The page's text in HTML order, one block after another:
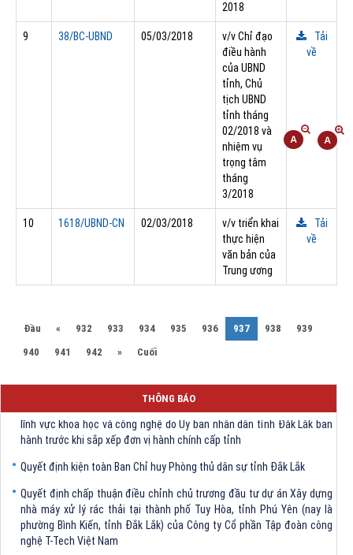
2018
9 38/BC-UBND 05/03/2018
v/v Chỉ đạo
điều hành
của UBND
tỉnh, Chủ
tịch UBND
tỉnh tháng
02/2018 và
nhiệm vụ
trọng tâm
tháng
3/2018
Tải
về
10 1618/UBND-CN 02/03/2018
v/v triển khai
thực hiện
văn bản của
Trung ương
Tải
về
Đầu « 932 933 934 935 936 937(current)
938
939
940
941 942 » Cuối
THÔNG BÁO
Quyết định Về việc bãi bỏ một số văn bảng quy phạm pháp luật trong
lĩnh vực khoa học và công nghệ do Ủy ban nhân dân tỉnh Đắk Lắk ban
hành trước khi sắp xếp đơn vị hành chính cấp tỉnh
nhà máy xử lý rác thải tại thành phố Tuy Hòa, tỉnh Phú Yên (nay là
phường Bình Kiến, tỉnh Đắk Lắk) của Công ty Cổ phần Tập đoàn công
nghệ T-Tech Việt Nam